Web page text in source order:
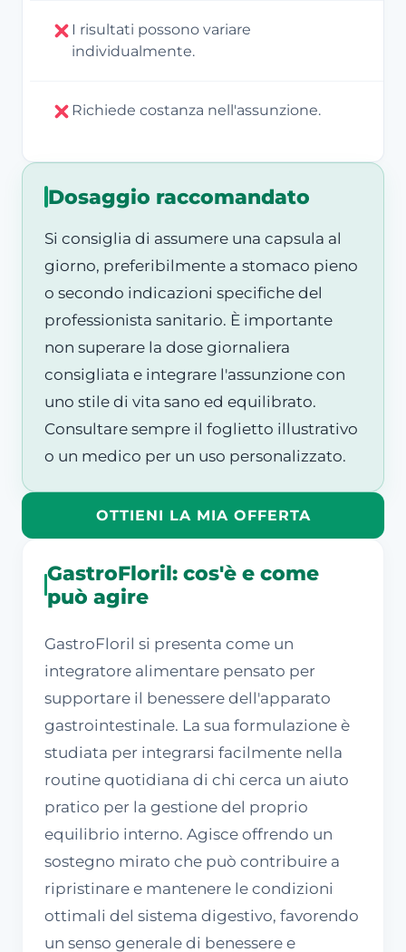
I risultati possono variare
individualmente.
Richiede costanza nell'assunzione.
Dosaggio raccomandato
Si consiglia di assumere una capsula al
giorno, preferibilmente a stomaco pieno
o secondo indicazioni specifiche del
professionista sanitario. È importante
non superare la dose giornaliera
consigliata e integrare l'assunzione con
uno stile di vita sano ed equilibrato.
Consultare sempre il foglietto illustrativo
o un medico per un uso personalizzato.
OTTIENI LA MIA OFFERTA
GastroFloril: cos'è e come
può agire
GastroFloril si presenta come un
integratore alimentare pensato per
supportare il benessere dell'apparato
gastrointestinale. La sua formulazione è
studiata per integrarsi facilmente nella
routine quotidiana di chi cerca un aiuto
pratico per la gestione del proprio
equilibrio interno. Agisce offrendo un
sostegno mirato che può contribuire a
ripristinare e mantenere le condizioni
ottimali del sistema digestivo, favorendo
un senso generale di benessere e